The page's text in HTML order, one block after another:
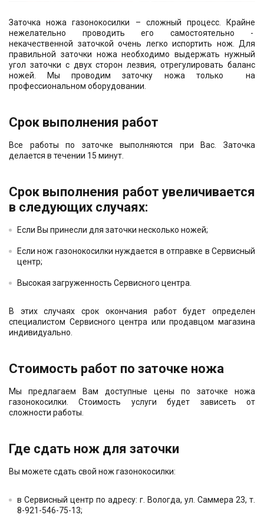
Заточка ножа газонокосилки – сложный процесс. Крайне
нежелательно проводить его самостоятельно -
некачественной заточкой очень легко испортить нож. Для
правильной заточки ножа необходимо выдержать нужный
угол заточки с двух сторон лезвия, отрегулировать баланс
ножей. Мы проводим заточку ножа только на
профессиональном оборудовании.
Срок выполнения работ
Все работы по заточке выполняются при Вас. Заточка
делается в течении 15 минут.
Срок выполнения работ увеличивается
в следующих случаях:
Если Вы принесли для заточки несколько ножей;
Если нож газонокосилки нуждается в отправке в Сервисный
центр;
Высокая загруженность Сервисного центра.
В этих случаях срок окончания работ будет определен
специалистом Сервисного центра или продавцом магазина
индивидуально.
Стоимость работ по заточке ножа
Мы предлагаем Вам доступные цены по заточке ножа
газонокосилки. Стоимость услуги будет зависеть от
сложности работы.
Где сдать нож для заточки
Вы можете сдать свой нож газонокосилки:
в Сервисный центр по адресу: г. Вологда, ул. Саммера 23, т.
8-921-546-75-13;